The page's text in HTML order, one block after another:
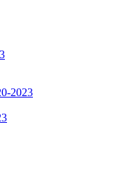
2023